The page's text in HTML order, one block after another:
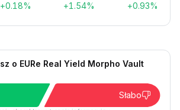
+0.18% +1.54% +0.93%
o EURe Real Yield Morpho Vault
Słabo